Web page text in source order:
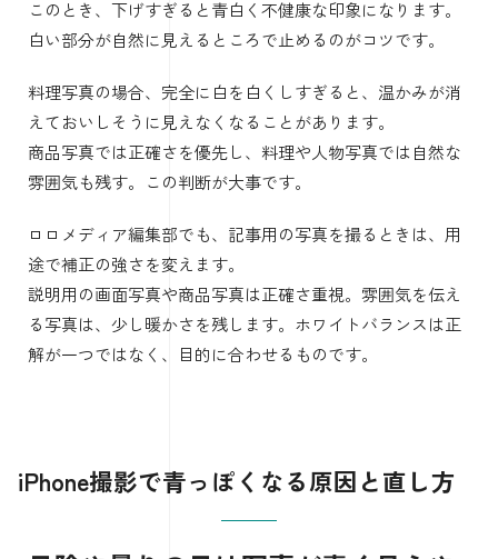
暖色系の電球や間接照明の下では、白いものまで黄色っぽ
く写ります。カフェやホテル、飲食店で料理を撮るときに
この状態で撮ると、料理はおいしそうに見えることもあり
ますが、商品や書類では色がズレます。
白い商品がクリーム色に見えたり、服の色が実物と違って
因になるかもしれません。
対策は、自然光に近い場所で撮ることです。
窓際の明るい場所に移動し、電球色の照明をできれば消し
ます。難しい場合は、撮影後に写真アプリで暖かみを下げ
暖かみを下げると黄色かぶりを直し
やすい